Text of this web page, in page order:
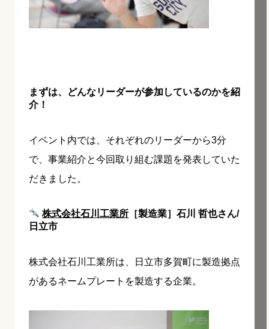
まずは、どんなリーダーが参加しているのかを紹
介！
イベント内では、それぞれのリーダーから3分
で、事業紹介と今回取り組む課題を発表していた
だきました。
株式会社石川工業所 ［製造業］石川 哲也さん/
日立市
株式会社石川工業所は、日立市多賀町に製造拠点
があるネームプレートを製造する企業。